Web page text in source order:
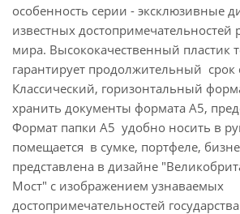
особенность серии - эксклюзивные
известных достопримечательностей
мира. Высококачественный
гарантирует продолжительный
Классический, горизонтальный
хранить документы формата А5,
Формат папки А5 удобно носить в
помещается в сумке, портфеле,
представлена в дизайне
Мост" с изображением узнаваемых
достопримечательностей